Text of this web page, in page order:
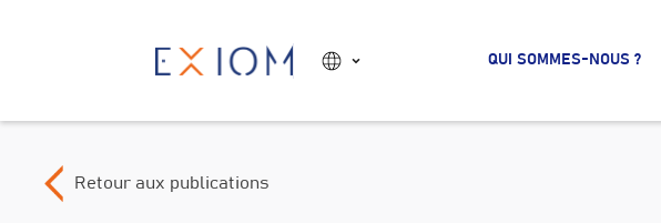
QUI SOMMES-NOUS ?
Retour aux publications